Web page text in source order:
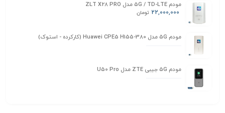
مودم 5G / TD-LTE مدل ZLT X28 PRO
22,000,000 تومان
مودم 5G مدل Huawei CPE5 H155-380 (کارکرده - استوک)
مودم 5G جیبی ZTE مدل U50 Pro